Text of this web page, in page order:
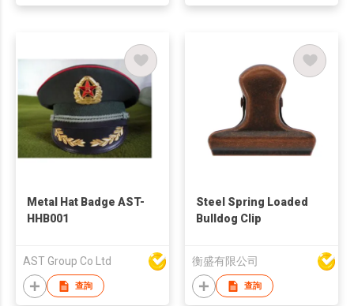
Metal Hat Badge AST-
HHB001
AST Group Co Ltd
查詢
Steel Spring Loaded
Bulldog Clip
衡盛有限公司
查詢